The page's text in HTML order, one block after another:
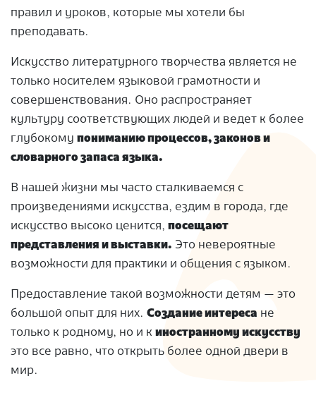
правил и уроков, которые мы хотели бы
преподавать.
Искусство литературного творчества является не
только носителем языковой грамотности и
совершенствования. Оно распространяет
культуру соответствующих людей и ведет к более
глубокому пониманию процессов, законов и
словарного запаса языка.
В нашей жизни мы часто сталкиваемся с
произведениями искусства, ездим в города, где
искусство высоко ценится, посещают
представления и выставки. Это невероятные
возможности для практики и общения с языком.
Предоставление такой возможности детям — это
большой опыт для них. Создание интереса не
только к родному, но и к иностранному искусству
это все равно, что открыть более одной двери в
мир.